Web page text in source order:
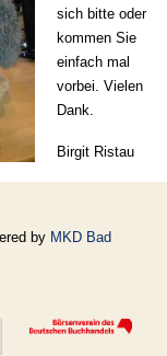
sich bitte oder
kommen Sie
einfach mal
vorbei. Vielen
Dank.
Birgit Ristau
by MKD Bad